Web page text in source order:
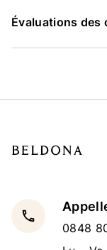
Évaluations des
local_phone
0848